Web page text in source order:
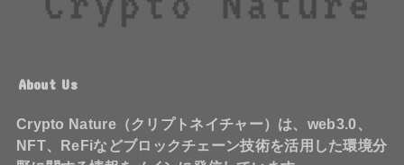
About Us
Crypto Nature（クリプトネイチャー）は、web3.0、
NFT、ReFiなどブロックチェーン技術を活用した環境分